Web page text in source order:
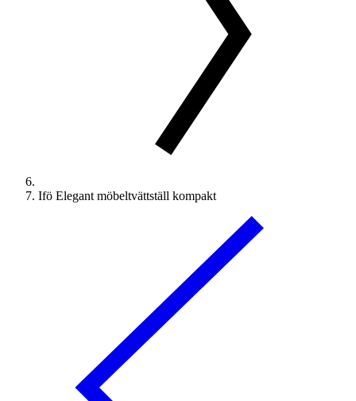
Ifö Elegant möbeltvättställ kompakt